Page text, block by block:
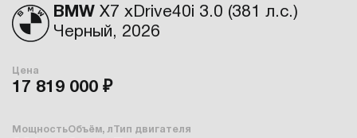
BMW X7 xDrive40i 3.0 (381 л.с.)
Черный, 2026
Цена
17 819 000 ₽
МощностьОбъём, лТип двигателя